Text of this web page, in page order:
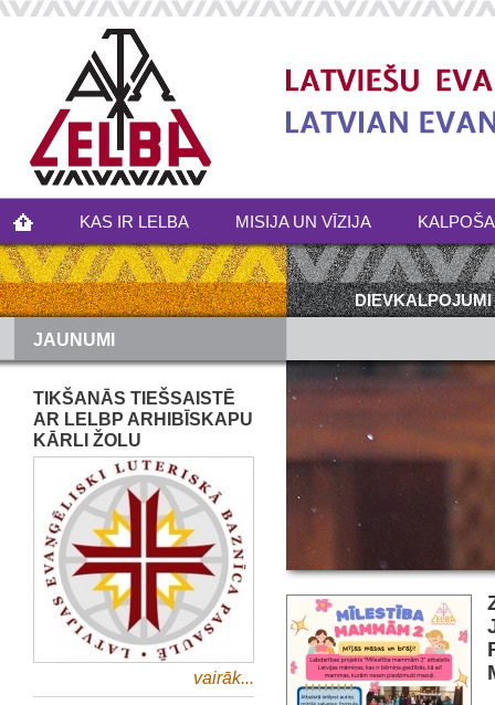
KAS IR LELBA MISIJA UN VĪZIJA
DIEVKALPOJUMI
JAUNUMI
TIKŠANĀS TIEŠSAISTĒ
AR LELBP ARHIBĪSKAPU
KĀRLI ŽOLU
vairāk...